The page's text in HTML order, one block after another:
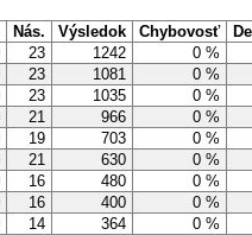
Nás. Výsledok Chybovosť
23 1242
0 %
23 1081
0 %
23 1035
0 %
21 966
0 %
19 703
0 %
21 630
0 %
16 480
0 %
16 400
0 %
14 364 0 %